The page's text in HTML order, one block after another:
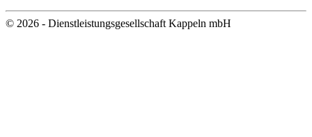
© 2026 - Dienstleistungsgesellschaft Kappeln mbH